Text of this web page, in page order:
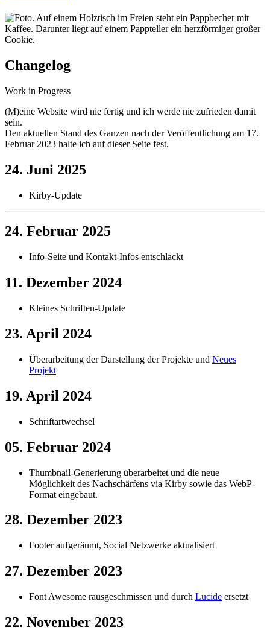
Changelog
Work in Progress
(M)eine Website wird nie fertig und ich werde nie zufrieden damit
sein.
Den aktuellen Stand des Ganzen nach der Veröffentlichung am 17.
Februar 2023 halte ich auf dieser Seite fest.
24. Juni 2025
Kirby-Update
24. Februar 2025
Info-Seite und Kontakt-Infos entschlackt
11. Dezember 2024
Kleines Schriften-Update
23. April 2024
Überarbeitung der Darstellung der Projekte und Neues
Projekt
19. April 2024
Schriftartwechsel
05. Februar 2024
Thumbnail-Generierung überarbeitet und die neue
Möglichkeit des Nachschärfens via Kirby sowie das WebP-
Format eingebaut.
28. Dezember 2023
Footer aufgeräumt, Social Netzwerke aktualisiert
27. Dezember 2023
Font Awesome rausgeschmissen und durch Lucide ersetzt
22. November 2023